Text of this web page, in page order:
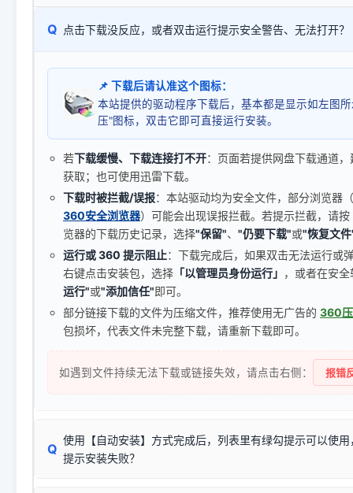
Q 点击下载没反应，或者双击运行提示安全警告、无法打开？
📌 下载后请认准这个图标：
本站提供的驱动程序下载后，基本都是显示如左图
压"图标，双击它即可直接运行安装。
若下载缓慢、下载连接打不开：页面若提供网盘下载通道
获取；也可使用迅雷下载。
下载时被拦截/误报：本站驱动均为安全文件，部分浏览器
360安全浏览器）可能会出现误报拦截。若提示拦截，请按
览器的下载历史记录，选择"保留"、 "仍要下载"或"恢复文
运行或 360 提示阻止：下载完成后，如果双击无法运行或
右键点击安装包，选择 「以管理员身份运行」 ，或者在安
运行"或"添加信任"即可。
部分链接下载的文件为压缩文件，推荐使用无广告的 360
包损坏，代表文件未完整下载，请重新下载即可。
如遇到文件持续无法下载或链接失效，请点击右侧： 报错
Q
使用【自动安装】方式完成后，列表里有绿勾提示可以使
提示安装失败？